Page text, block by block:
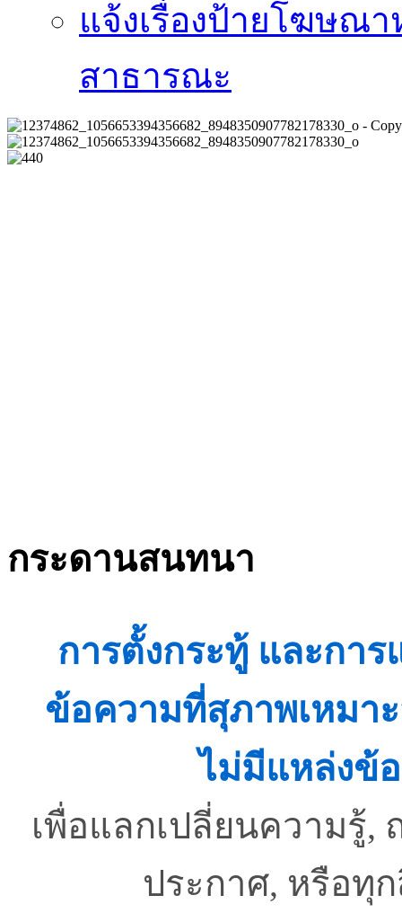
แจ้งเรื่องป้ายโฆษณ
สาธารณะ
กระดานสนทนา
การตั้งกระทู้ และกา
ข้อความที่สุภาพเหมา
ไม่มีแหล่งข้
เพื่อแลกเปลี่ยนความรู้
ประกาศ, หรือทุ